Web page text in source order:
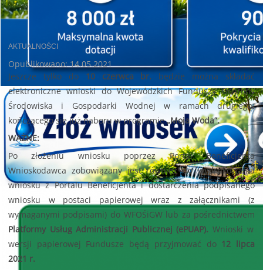
AKTUALNOŚCI
Opublikowano: 14.05.2021
Jeszcze tylko do 10 czerwca br. będzie można składać
elektroniczne wnioski do Wojewódzkich Funduszy Ochrony
Środowiska i Gospodarki Wodnej w ramach drugiego,
kończącego się już naboru w programie„Moja Woda”.
WAŻNE:
Po złożeniu wniosku poprzez Portal Beneficjenta
Wnioskodawca zobowiązany jest również do wydrukowania
wniosku z Portalu Beneficjenta i dostarczenia podpisanego
wniosku w postaci papierowej wraz z załącznikami (z
wymaganymi podpisami) do WFOŚiGW lub za pośrednictwem
Platformy Usług Administracji Publicznej (ePUAP). Wnioski w
wersji papierowej Fundusze będą przyjmować do 12 lipca
2021 r.